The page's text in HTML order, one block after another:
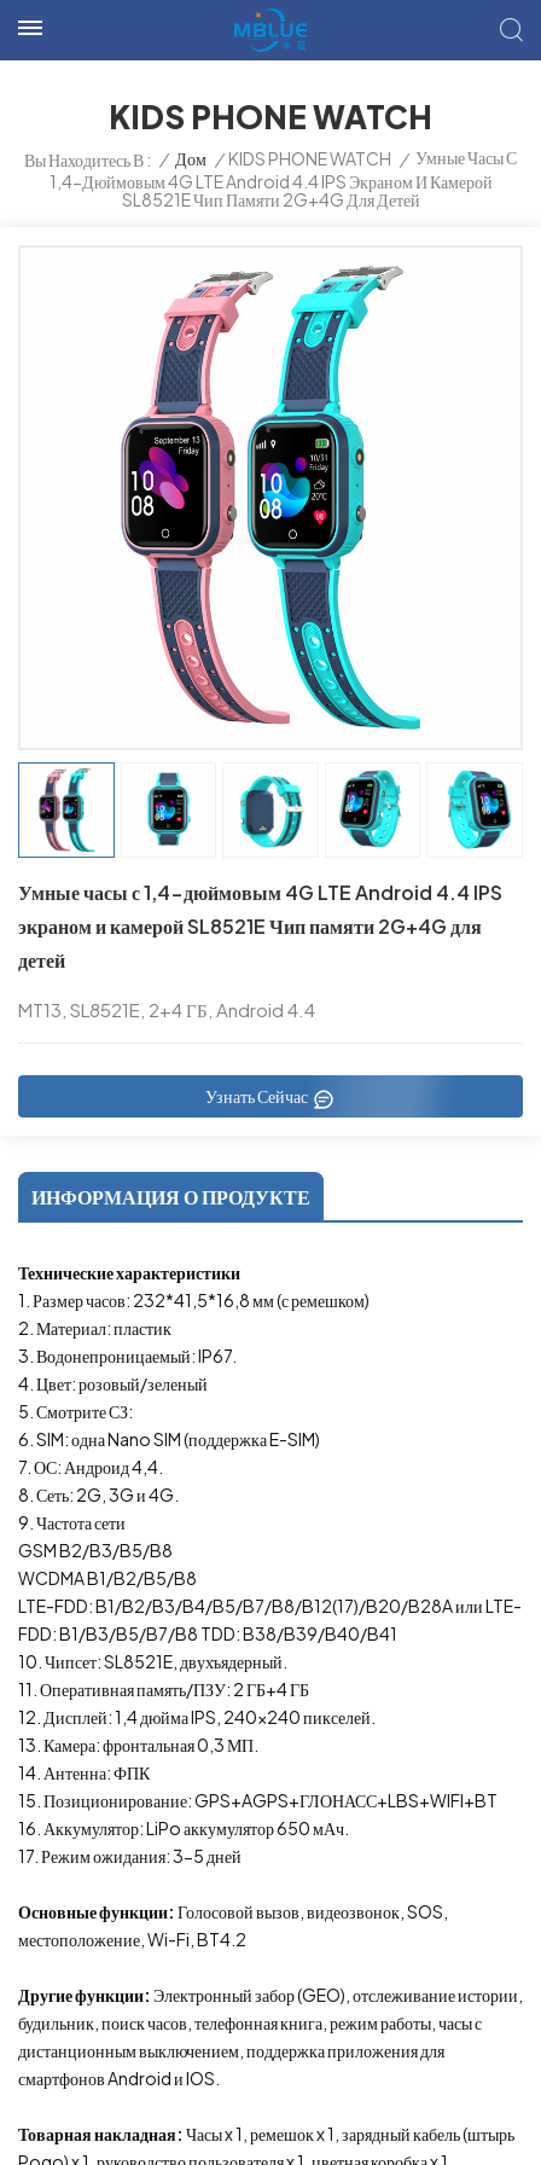
KIDS PHONE WATCH
Вы Находитесь В : / Дом / KIDS PHONE WATCH / Умные Часы С
1,4-Дюймовым 4G LTE Android 4.4 IPS Экраном И Камерой
SL8521E Чип Памяти 2G+4G Для Детей
Умные часы с 1,4-дюймовым 4G LTE Android 4.4 IPS
экраном и камерой SL8521E Чип памяти 2G+4G для
детей
MT13, SL8521E, 2+4 ГБ, Android 4.4
Узнать Сейчас
ИНФОРМАЦИЯ О ПРОДУКТЕ
Технические характеристики
1. Размер часов: 232*41,5*16,8 мм (с ремешком)
2. Материал: пластик
3. Водонепроницаемый: IP67.
4. Цвет: розовый/зеленый
5. Смотрите СЗ:
6. SIM: одна Nano SIM (поддержка E-SIM)
7. ОС: Андроид 4,4.
8. Сеть: 2G, 3G и 4G.
9. Частота сети
GSM B2/B3/B5/B8
WCDMA B1/B2/B5/B8
LTE-FDD: B1/B2/B3/B4/B5/B7/B8/B12(17)/B20/B28A или LTE-
FDD: B1/B3/B5/B7/B8 TDD: B38/B39/B40/B41
10. Чипсет: SL8521E, двухъядерный.
11. Оперативная память/ПЗУ: 2 ГБ+4 ГБ
12. Дисплей: 1,4 дюйма IPS, 240×240 пикселей.
13. Камера: фронтальная 0,3 МП.
14. Антенна: ФПК
15. Позиционирование: GPS+AGPS+ГЛОНАСС+LBS+WIFI+BT
16. Аккумулятор: LiPo аккумулятор 650 мАч.
17. Режим ожидания: 3-5 дней
Основные функции: Голосовой вызов, видеозвонок, SOS,
местоположение, Wi-Fi, BT4.2
Другие функции: Электронный забор (GEO), отслеживание истории,
будильник, поиск часов, телефонная книга, режим работы, часы с
дистанционным выключением, поддержка приложения для
смартфонов Android и IOS.
Товарная накладная: Часы x 1, ремешок x 1, зарядный кабель (штырь